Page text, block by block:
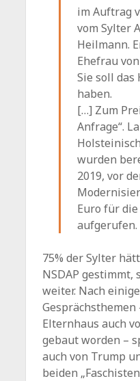
im Auftrag
vom Sylter
Heilmann.
Ehefrau
Sie soll das
haben.
[…] Zum
Anfrage“.
wurden
2019, vor
Euro für
aufgerufen.
75% der Sylter
NSDAP gestimmt,
weiter. Nach
Gesprächsthemen
Elternhaus auch
gebaut worden –
auch von Trump
beiden